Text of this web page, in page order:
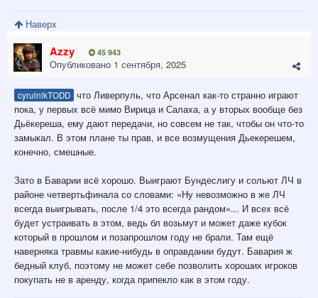
Наверх
Azzy 45 943
Опубликовано 1 сентября, 2025
cyrulnikTODD что Ливерпуль, что Арсенал как-то странно играют
пока, у первых всё мимо Вирица и Салаха, а у вторых вообще без
Дьёкереша, ему дают передачи, но совсем не так, чтобы он что-то
замыкал. В этом плане ты прав, и все возмущения Дьекерешем,
конечно, смешные.
Зато в Баварии всё хорошо. Выиграют Бундеслигу и сольют ЛЧ в
районе четвертьфинала со словами: «Ну невозможно в же ЛЧ
всегда выигрывать, после 1/4 это всегда рандом»... И всех всё
будет устраивать в этом, ведь бл возьмут и может даже кубок
который в прошлом и позапрошлом году не брали. Там ещё
наверняка травмы какие-нибудь в оправдании будут. Бавария ж
бедный клуб, поэтому не может себе позволить хороших игроков
покупать не в аренду, когда припекло как в этом году.